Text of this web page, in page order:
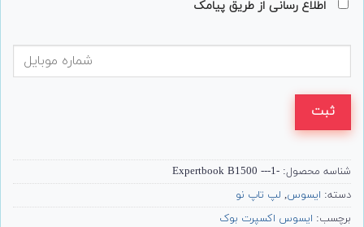
اطلاع رسانی از طریق پیامک
ثبت
شناسه محصول: -Expertbook B1500 ---1
دسته: ایسوس, لپ تاپ نو
برچسب: ایسوس اکسپرت بوک